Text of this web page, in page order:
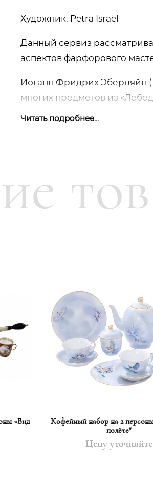
Художник: Petra Israel
Данный сервиз
аспектов фарфорового
Иоганн Фридрих Эберляйн
многих предметов из
одну известную форму
Основной рельеф сервиза
отделки. Шашечный узор
Основная роспись
Букеты выполнены цветом
интенсивности, благодаря
изображаемых предметов.
был очень популярен в
в ярких красках
Читать подробнее...
«Вид
Кофейный набор на 2
полёте"
Цену уточняйте